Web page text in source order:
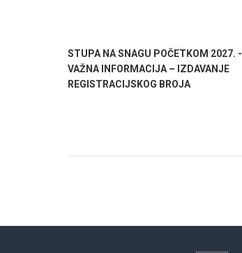
STUPA NA SNAGU POČETKOM 2027. -
VAŽNA INFORMACIJA – IZDAVANJE
REGISTRACIJSKOG BROJA